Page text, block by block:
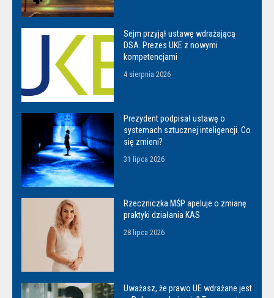
Sejm przyjął ustawę wdrażającą
DSA. Prezes UKE z nowymi
kompetencjami
4 sierpnia 2026
Prezydent podpisał ustawę o
systemach sztucznej inteligencji. Co
się zmieni?
31 lipca 2026
Rzeczniczka MŚP apeluje o zmianę
praktyki działania KAS
28 lipca 2026
Uważasz, że prawo UE wdrażane jest